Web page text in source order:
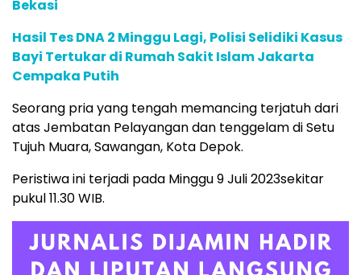
Bekasi
Hasil Tes DNA 2 Minggu Lagi, Polisi Selidiki Kasus
Bayi Tertukar di Rumah Sakit Islam Jakarta
Cempaka Putih
Seorang pria yang tengah memancing terjatuh dari
atas Jembatan Pelayangan dan tenggelam di Setu
Tujuh Muara, Sawangan, Kota Depok.
Peristiwa ini terjadi pada Minggu 9 Juli 2023sekitar
pukul 11.30 WIB.